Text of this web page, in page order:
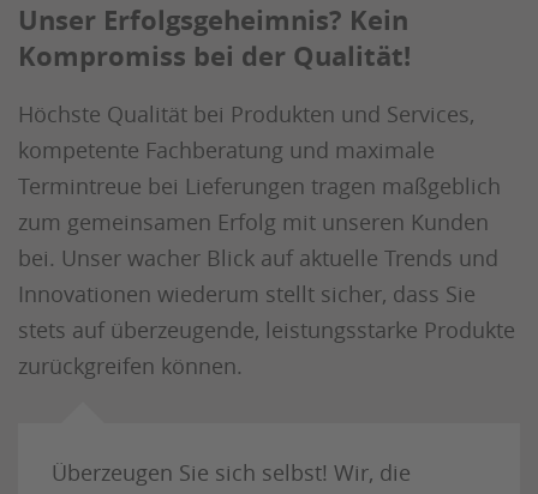
Unser Erfolgsgeheimnis? Kein
Kompromiss bei der Qualität!
Höchste Qualität bei Produkten und Services,
kompetente Fachberatung und maximale
Termintreue bei Lieferungen tragen maßgeblich
zum gemeinsamen Erfolg mit unseren Kunden
bei. Unser wacher Blick auf aktuelle Trends und
Innovationen wiederum stellt sicher, dass Sie
stets auf überzeugende, leistungsstarke Produkte
zurückgreifen können.
Überzeugen Sie sich selbst! Wir, die